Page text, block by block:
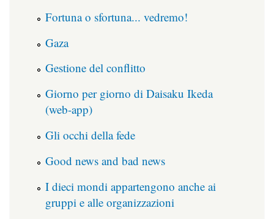
Fortuna o sfortuna... vedremo!
Gaza
Gestione del conflitto
Giorno per giorno di Daisaku Ikeda
(web-app)
Gli occhi della fede
Good news and bad news
I dieci mondi appartengono anche ai
gruppi e alle organizzazioni